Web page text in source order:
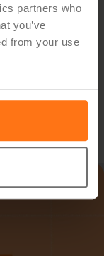
partners who
you’ve
from your use
— med